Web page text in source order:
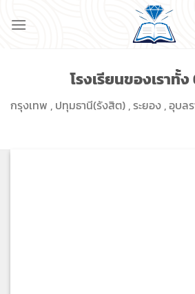
โรงเรียนของเราทั้
กรุงเทพ , ปทุมธานี(รังสิต) , ระยอง , อุบล